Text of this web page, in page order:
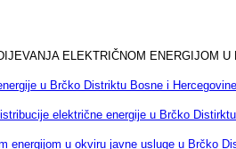
ELEKTRIČNOM ENERGIJOM
u Brčko Distriktu Bosne i Hercegovine
električne energije u Brčko
energijom u okviru javne usluge u Brčko